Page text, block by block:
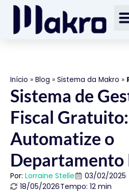
Início » Blog » Sistema da Makro »
Sistema de
Fiscal Gratuito:
Automatize o
Departamento
Por: Lorraine Stelle
03/02/2025
18/05/2026Tempo: 12 min